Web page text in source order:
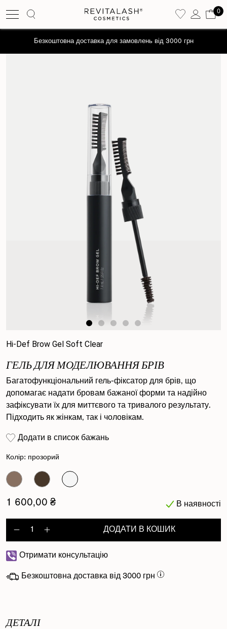
0
Отримайте промокод на знижку -10% на перше
Hi-Def Brow Gel Soft Clear
ГЕЛЬ ДЛЯ МОДЕЛЮВАННЯ БРІВ
Багатофункціональний гель-фіксатор для брів, що
допомагає надати бровам бажаної форми та надійно
зафіксувати їх для миттєвого та тривалого результату.
Підходить як жінкам, так і чоловікам.
Додати в список бажань
Колір: прозорий
1 600,00 ₴ В наявності
Decrease quantity for Length
Increase quantity for Length
ДОДАТИ В КОШИК
Отримати консультацію
Безкоштовна доставка від 3000 грн
ДЕТАЛІ